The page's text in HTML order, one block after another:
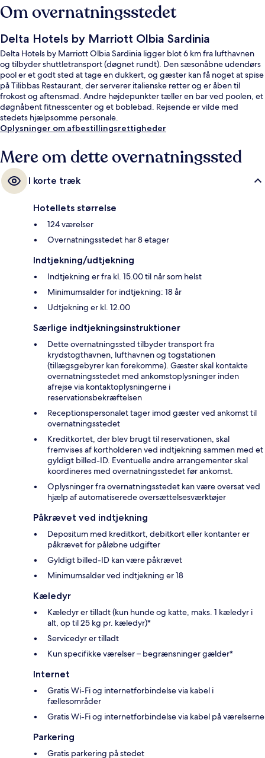
Om overnatningsstedet
Delta Hotels by Marriott Olbia Sardinia
Delta Hotels by Marriott Olbia Sardinia ligger blot 6 km fra lufthavnen
og tilbyder shuttletransport (døgnet rundt). Den sæsonåbne udendørs
pool er et godt sted at tage en dukkert, og gæster kan få noget at spise
på Tilibbas Restaurant, der serverer italienske retter og er åben til
frokost og aftensmad. Andre højdepunkter tæller en bar ved poolen, et
døgnåbent fitnesscenter og et boblebad. Rejsende er vilde med
stedets hjælpsomme personale.
Oplysninger om afbestillingsrettigheder
Mere om dette overnatningssted
I korte træk
Hotellets størrelse
124 værelser
Overnatningsstedet har 8 etager
Indtjekning/udtjekning
Indtjekning er fra kl. 15.00 til når som helst
Minimumsalder for indtjekning: 18 år
Udtjekning er kl. 12.00
Særlige indtjekningsinstruktioner
Dette overnatningssted tilbyder transport fra
krydstogthavnen, lufthavnen og togstationen
(tillægsgebyrer kan forekomme). Gæster skal kontakte
overnatningsstedet med ankomstoplysninger inden
afrejse via kontaktoplysningerne i
reservationsbekræftelsen
Receptionspersonalet tager imod gæster ved ankomst til
overnatningsstedet
Kreditkortet, der blev brugt til reservationen, skal
fremvises af kortholderen ved indtjekning sammen med et
gyldigt billed-ID. Eventuelle andre arrangementer skal
koordineres med overnatningsstedet før ankomst.
Oplysninger fra overnatningsstedet kan være oversat ved
hjælp af automatiserede oversættelsesværktøjer
Påkrævet ved indtjekning
Depositum med kreditkort, debitkort eller kontanter er
påkrævet for påløbne udgifter
Gyldigt billed-ID kan være påkrævet
Minimumsalder ved indtjekning er 18
Kæledyr
Kæledyr er tilladt (kun hunde og katte, maks. 1 kæledyr i
alt, op til 25 kg pr. kæledyr)*
Servicedyr er tilladt
Kun specifikke værelser – begrænsninger gælder*
Internet
Gratis Wi-Fi og internetforbindelse via kabel i
fællesområder
Gratis Wi-Fi og internetforbindelse via kabel på værelserne
Parkering
Gratis parkering på stedet